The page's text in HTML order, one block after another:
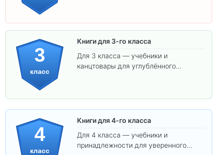
3
класс
Книги для 3-го класса
Для 3 класса — учебники и
канцтовары для углублённого
4
класс
Книги для 4-го класса
Для 4 класса — учебники и
принадлежности для уверенного